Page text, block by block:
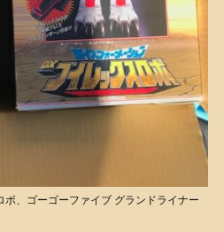
、ゴーゴーファイブ グランドライナー